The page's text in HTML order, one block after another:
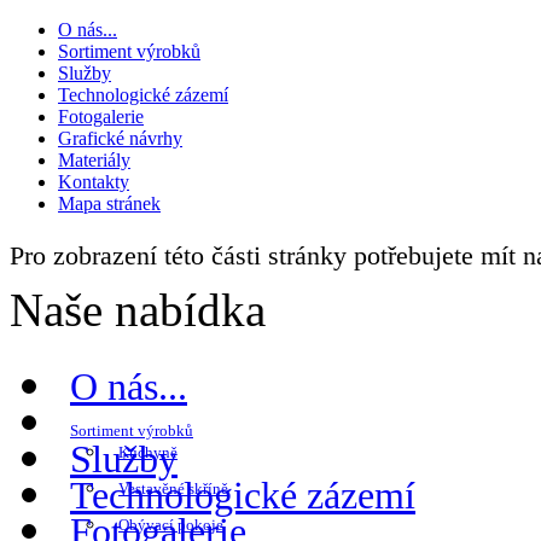
O nás...
Sortiment výrobků
Služby
Technologické zázemí
Fotogalerie
Grafické návrhy
Materiály
Kontakty
Mapa stránek
Pro zobrazení této části stránky potřebujete mít
Naše nabídka
O nás...
Sortiment výrobků
Kuchyně
Vestavěné skříně
Obývací pokoje
Služby
Technologické zázemí
Fotogalerie